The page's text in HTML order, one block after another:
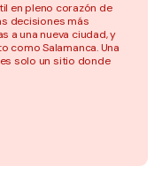
en pleno corazón de
decisiones más
a una nueva ciudad, y
como Salamanca. Una
solo un sitio donde